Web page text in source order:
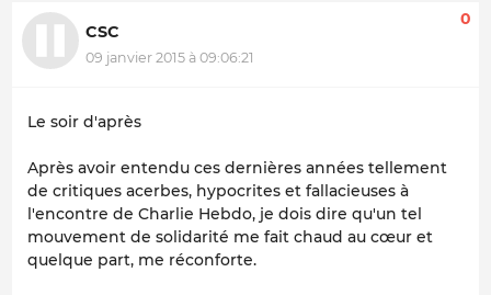
CSC
09 janvier 2015 à 09:06:21
0
Le soir d'après
Après avoir entendu ces dernières années tellement
de critiques acerbes, hypocrites et fallacieuses à
l'encontre de Charlie Hebdo, je dois dire qu'un tel
mouvement de solidarité me fait chaud au cœur et
quelque part, me réconforte.